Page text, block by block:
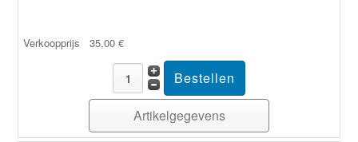
Verkoopprijs 35,00 €
Artikelgegevens